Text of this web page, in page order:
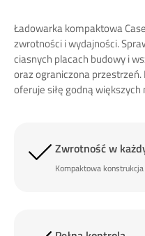
Ładowarka kompaktowa
zwrotności i wydajności.
ciasnych placach budowy i
oraz ograniczona
oferuje siłę godną większych
Zwrotność w
Kompaktowa